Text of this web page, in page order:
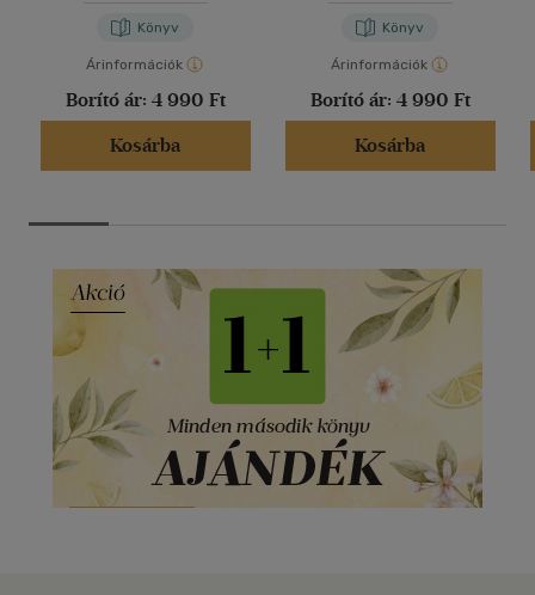
Könyv
Árinformációk
Borító ár: 4 990 Ft
Kosárba
Könyv
Árinformációk
Borító ár: 4 990 Ft
Kosárba